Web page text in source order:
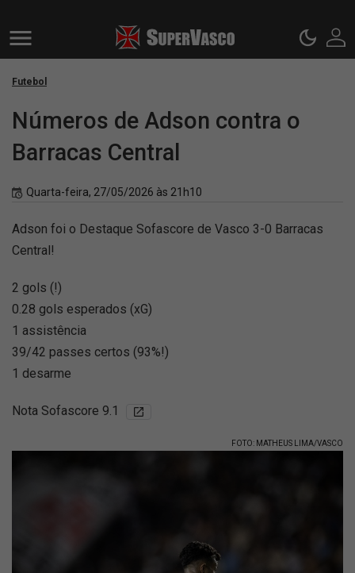
Futebol
Números de Adson contra o
Barracas Central
Quarta-feira, 27/05/2026 às 21h10
Adson foi o Destaque Sofascore de Vasco 3-0 Barracas
Central!
2 gols (!)
0.28 gols esperados (xG)
1 assistência
39/42 passes certos (93%!)
1 desarme
Nota Sofascore 9.1
FOTO: MATHEUS LIMA/VASCO